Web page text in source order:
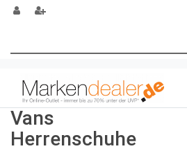
Vans
Herrenschuhe